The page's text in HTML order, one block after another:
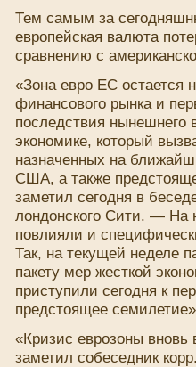
Тем самым за
европейская валюта
сравнени­ю с
«Зона евро ЕС остается
финансового рынка и
последствия нынешнего
экономике, который
назначенных на
США, а также
заметил сегодня в
лондонского Сити. — На
повлияли и
Так, на текущей неделе
пакету мер жесткой
приступили сегодня к
предстоящее
«Кризис еврозоны
заметил собеседни­к